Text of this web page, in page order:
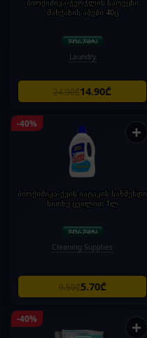
ბიოქიმიკა-ჭურჭლის სარეცხი
მანქანის აბები 40ც
Laundry
24.90₾14.90₾
-40% +
ბიოქიმიკა-ქვის იატაკის საწმენდი
სითხე ცვილით 1ლ
Cleaning Supplies
9.50₾5.70₾
-40% +